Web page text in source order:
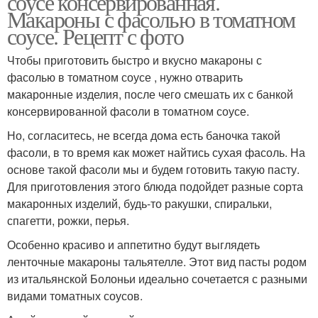
Макароны с фасолью в томатном
соусе. Рецепт с фото
Чтобы приготовить быстро и вкусно макароны с
фасолью в томатном соусе , нужно отварить
макаронные изделия, после чего смешать их с банкой
консервированной фасоли в томатном соусе.
Но, согласитесь, не всегда дома есть баночка такой
фасоли, в то время как может найтись сухая фасоль. На
основе такой фасоли мы и будем готовить такую пасту.
Для приготовления этого блюда подойдет разные сорта
макаронных изделий, будь-то ракушки, спиральки,
спагетти, рожки, перья.
Особенно красиво и аппетитно будут выглядеть
ленточные макароны тальятелле. Этот вид пасты родом
из итальянской Болоньи идеально сочетается с разными
видами томатных соусов.